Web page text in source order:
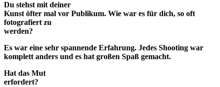
Du stehst mit deiner
Kunst öfter mal vor Publikum. Wie war es für dich, so oft
fotografiert zu
werden?
Es war eine sehr spannende Erfahrung. Jedes Shooting war
komplett anders und es hat großen Spaß gemacht.
Hat das Mut
erfordert?